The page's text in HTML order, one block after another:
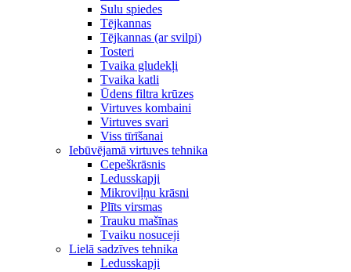
Sulu spiedes
Tējkannas
Tējkannas (ar svilpi)
Tosteri
Tvaika gludekļi
Tvaika katli
Ūdens filtra krūzes
Virtuves kombaini
Virtuves svari
Viss tīrīšanai
Iebūvējamā virtuves tehnika
Cepeškrāsnis
Ledusskapji
Mikroviļņu krāsni
Plīts virsmas
Trauku mašīnas
Tvaiku nosuceji
Lielā sadzīves tehnika
Ledusskapji